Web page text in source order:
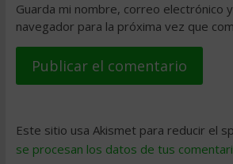
Guarda mi nombre, correo electrónico
navegador para la próxima vez que
Este sitio usa Akismet para reducir el
se procesan los datos de tus